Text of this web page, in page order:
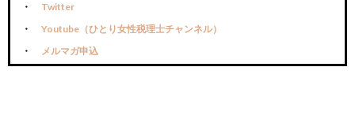
Twitter
Youtube（ひとり女性税理士チャンネル）
メルマガ申込